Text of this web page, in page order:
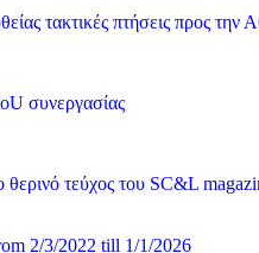
τακτικές πτήσεις προς την
συνεργασίας
θερινό τεύχος του SC&L